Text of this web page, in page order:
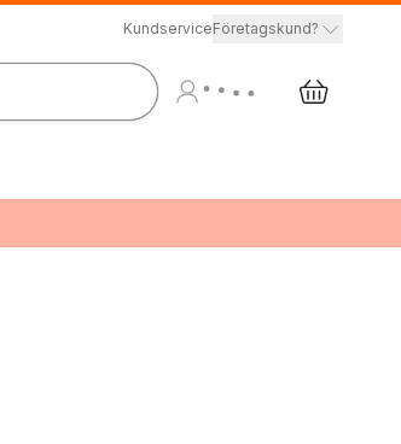
KundserviceFöretagskund?